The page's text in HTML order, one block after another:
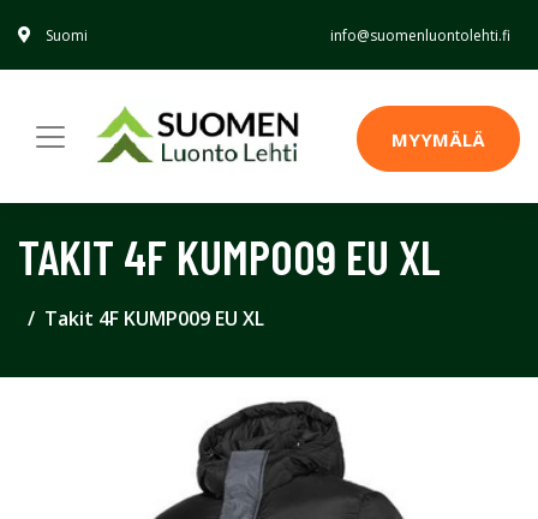
Suomi info@suomenluontolehti.fi
MYYMÄLÄ
TAKIT 4F KUMP009 EU XL
Takit 4F KUMP009 EU XL